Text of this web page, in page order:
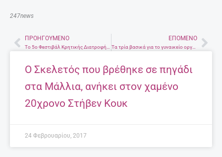
247news
PrevΠΡΟΗΓΟΎΜΕΝΟ ΕΠΌΜΕΝΟ
Τα τρία βασικά για το γυναικείο οργασμό.
Ο Σκελετός που βρέθηκε σε πηγάδι
στα Μάλλια, ανήκει στον χαμένο
20χρονο Στήβεν Κουκ
24 Φεβρουαρίου, 2017